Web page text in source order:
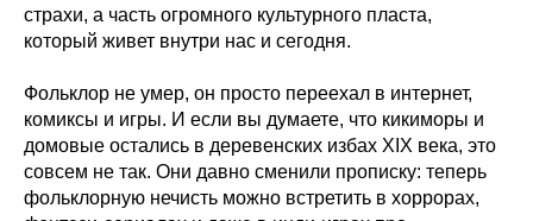
страхи, а часть огромного культурного пласта,
который живет внутри нас и сегодня.
Фольклор не умер, он просто переехал в интернет,
комиксы и игры. И если вы думаете, что кикиморы и
домовые остались в деревенских избах XIX века, это
совсем не так. Они давно сменили прописку: теперь
фольклорную нечисть можно встретить в хоррорах,